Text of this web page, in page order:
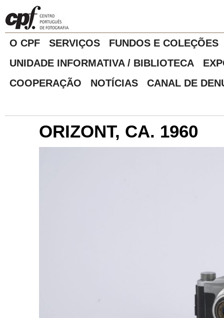
O CPF SERVIÇOS
FUNDOS E COLEÇÕES
UNIDADE INFORMATIVA / BIBLIOTECA
COOPERAÇÃO
NOTÍCIAS CANAL DE
ORIZONT, CA. 1960